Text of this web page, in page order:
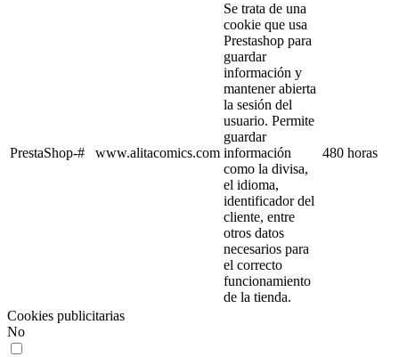
PrestaShop-# www.alitacomics.com
Se trata de una
cookie que usa
Prestashop para
guardar
información y
mantener abierta
la sesión del
usuario. Permite
guardar
información
como la divisa,
el idioma,
identificador del
cliente, entre
otros datos
necesarios para
el correcto
funcionamiento
de la tienda.
480 horas
Cookies publicitarias
No